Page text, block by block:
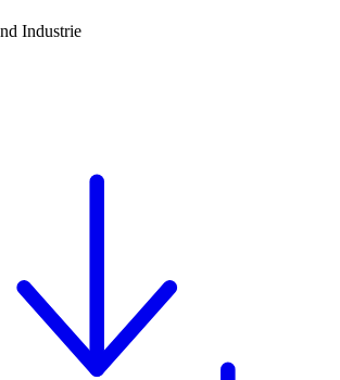
Industrie